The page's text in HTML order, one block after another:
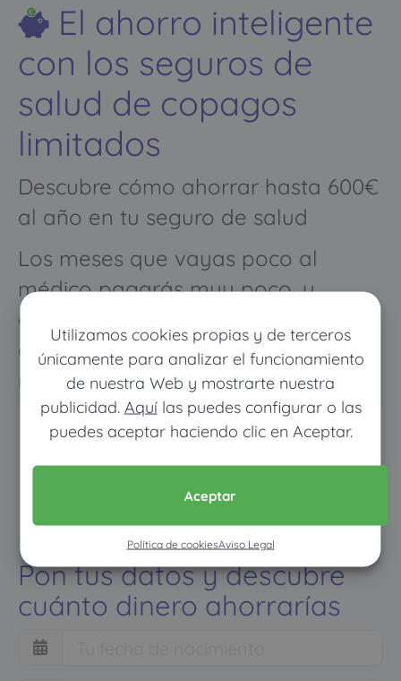
Utilizamos cookies propias y de terceros
únicamente para analizar el funcionamiento
de nuestra Web y mostrarte nuestra
publicidad. Aquílas puedes configurar o las
puedes aceptar haciendo clic en Aceptar.
Aceptar
Política de cookiesAviso Legal
El ahorro inteligente
con los seguros de
salud de copagos
limitados
Descubre cómo ahorrar hasta 600€
al año en tu seguro de salud
Los meses que vayas poco al
médico pagarás muy poco, y
cuando vayas mucho pagarás
como con un seguro médico
normal
Pon tus datos y descubre
cuánto dinero ahorrarías